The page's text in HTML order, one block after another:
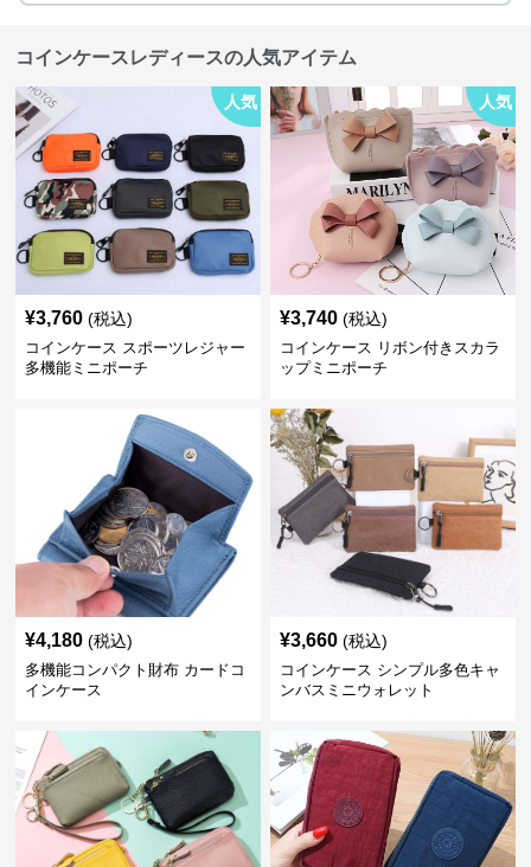
コインケースレディースの人気アイテム
人気
¥3,760 (税込)
コインケース スポーツレジャー
多機能ミニポーチ
人気
¥3,740 (税込)
コインケース リボン付きスカラ
ップミニポーチ
¥4,180 (税込)
多機能コンパクト財布 カードコ
インケース
¥3,660 (税込)
コインケース シンプル多色キャ
ンバスミニウォレット